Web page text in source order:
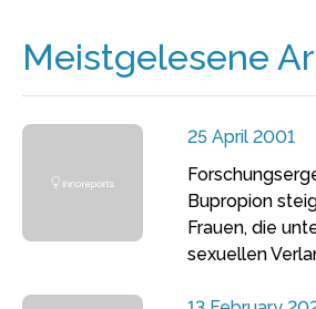
Meistgelesene
25 April 2001
Bupropion
Frauen, die
sexuellen